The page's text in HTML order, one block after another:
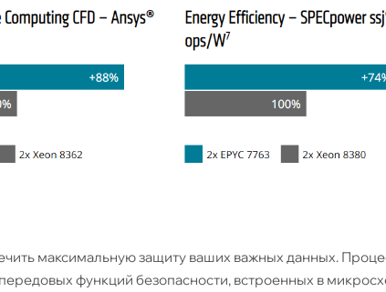
максимальную защиту ваших важных данных.
функций безопасности, встроенных в